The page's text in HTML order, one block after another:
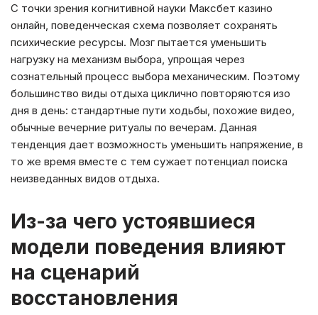
С точки зрения когнитивной науки Максбет казино
онлайн, поведенческая схема позволяет сохранять
психические ресурсы. Мозг пытается уменьшить
нагрузку на механизм выбора, упрощая через
сознательный процесс выбора механическим. Поэтому
большинство виды отдыха циклично повторяются изо
дня в день: стандартные пути ходьбы, похожие видео,
обычные вечерние ритуалы по вечерам. Данная
тенденция дает возможность уменьшить напряжение, в
то же время вместе с тем сужает потенциал поиска
неизведанных видов отдыха.
Из-за чего устоявшиеся
модели поведения влияют
на сценарий
восстановления